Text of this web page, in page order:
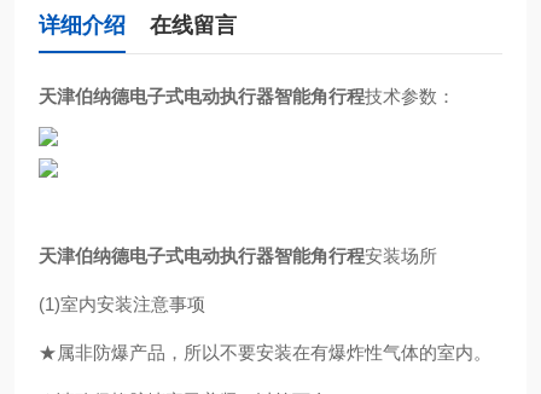
详细介绍 在线留言
天津伯纳德电子式电动执行器智能角行程技术参数：
天津伯纳德电子式电动执行器智能角行程安装场所
(1)室内安装注意事项
★属非防爆产品，所以不要安装在有爆炸性气体的室内。